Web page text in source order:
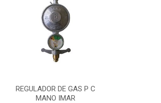
REGULADOR DE GAS P C
MANO IMAR